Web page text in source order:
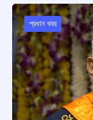
প্রধান খবর